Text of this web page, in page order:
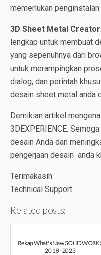
memerlukan penginstalan
3D Sheet Metal Creator
lengkap untuk membuat
yang sepenuhnya dari
untuk merampingkan
dialog, dan perintah
desain sheet metal anda
Demikian artikel
3DEXPERIENCE.
desain Anda dan
pengerjaan desain anda
Terimakasih
Technical Support
Related posts:
Rekap What's New
2018 - 2023